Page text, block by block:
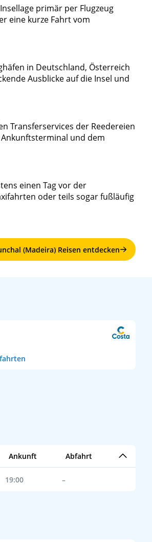
primär per Flugzeug
eine kurze Fahrt vom
in Deutschland, Österreich
Ausblicke auf die Insel und
Transferservices der Reedereien
und dem
einen Tag vor der
oder teils sogar fußläufig
(Madeira) Reisen entdecken
Ankunft Abfahrt
19:00 –